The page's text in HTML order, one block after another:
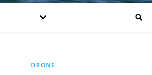
DRONE